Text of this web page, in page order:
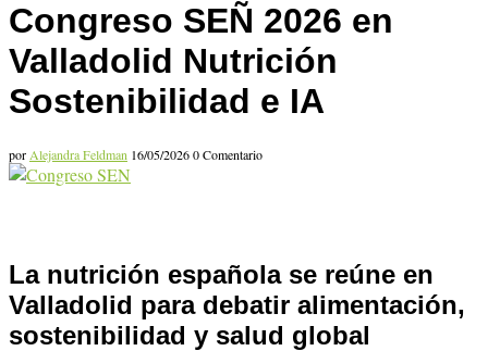
Congreso SEÑ 2026 en
Valladolid Nutrición
Sostenibilidad e IA
por Alejandra Feldman 16/05/20260 Comentario
La nutrición española se reúne en
Valladolid para debatir alimentación,
sostenibilidad y salud global